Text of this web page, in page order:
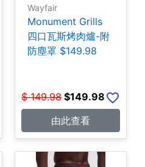
Wayfair
Monument Grills
四口瓦斯烤肉爐-附
防塵罩 $149.98
$ 149.98 $149.98
由此查看